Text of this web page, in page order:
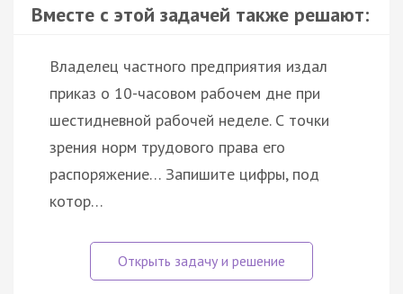
Вместе с этой задачей также решают:
Владелец частного предприятия издал
приказ о 10-часовом рабочем дне при
шестидневной рабочей неделе. С точки
зрения норм трудового права его
распоряжение… Запишите цифры, под
котор…